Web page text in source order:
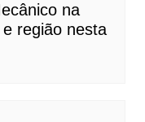
na
região nesta